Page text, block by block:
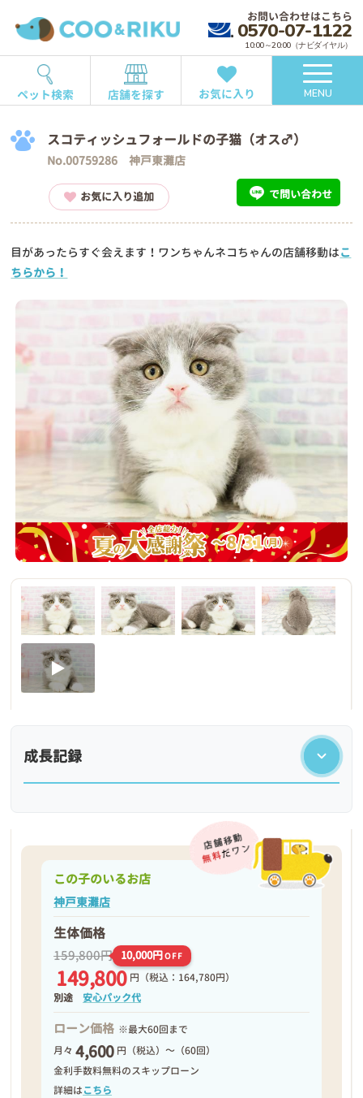
お問い合わせはこちら
0570-07-1122
10:00～20:00（ナビダイヤル）
ペット検索 店舗を探す お気に入り MENU
スコティッシュフォールドの子猫（オス♂）
No.00759286 神戸東灘店
お気に入り追加 で問い合わせ
目があったらすぐ会えます！ワンちゃんネコちゃんの店舗移動はこ
ちらから！
成長記録
この子のいるお店
神戸東灘店
生体価格
159,800円 10,000円OFF
149,800 円 （税込：164,780円）
別途安心パック代
ローン価格 ※最大60回まで
月々 4,600 円（税込）～（60回）
金利手数料無料のスキップローン
詳細はこちら